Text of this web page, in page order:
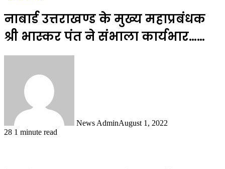
नाबार्ड उत्तराखण्ड के मुख्य महाप्रबंधक
श्री भास्कर पंत ने संभाला कार्यभार……
News AdminAugust 1, 2022
28 1 minute read